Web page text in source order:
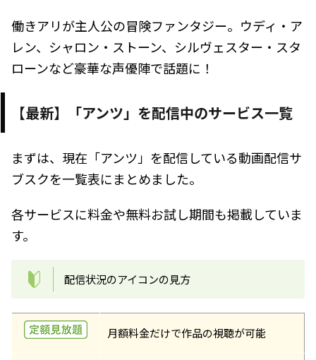
働きアリが主人公の冒険ファンタジー。ウディ・ア
レン、シャロン・ストーン、シルヴェスター・スタ
ローンなど豪華な声優陣で話題に！
【最新】「アンツ」を配信中のサービス一覧
まずは、現在「アンツ」を配信している動画配信サ
ブスクを一覧表にまとめました。
各サービスに料金や無料お試し期間も掲載していま
す。
配信状況のアイコンの見方
月額料金だけで作品の視聴が可能